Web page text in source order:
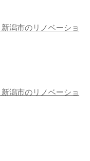
潟市のリノベーショ
潟市のリノベーショ